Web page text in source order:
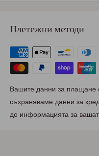
Плетежни методи
Вашите данни за плащане
съхраняваме данни за
до информацията за